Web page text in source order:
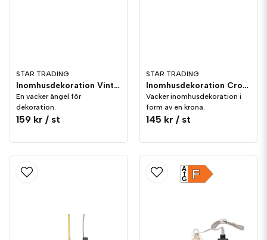
STAR TRADING
Inomhusdekoration Vinter Ängel Porslin
En vacker ängel för
dekoration.
159 kr / st
STAR TRADING
Inomhusdekoration Crown 17cm
Vacker inomhusdekoration i
form av en krona.
145 kr / st
F
A
G